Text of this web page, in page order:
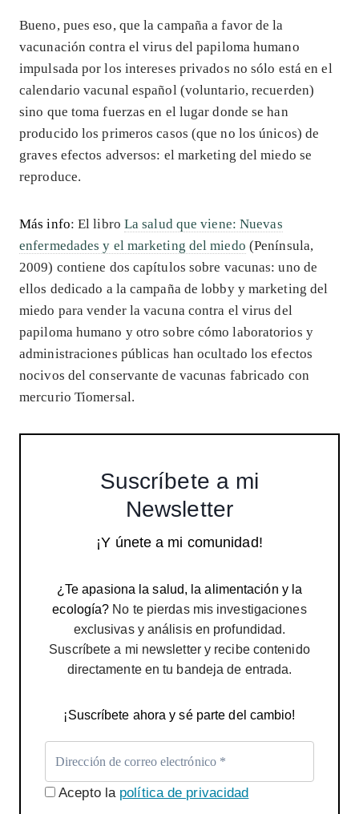
Bueno, pues eso, que la campaña a favor de la
vacunación contra el virus del papiloma humano
impulsada por los intereses privados no sólo está en el
calendario vacunal español (voluntario, recuerden)
sino que toma fuerzas en el lugar donde se han
producido los primeros casos (que no los únicos) de
graves efectos adversos: el marketing del miedo se
reproduce.
Más info: El libro La salud que viene: Nuevas
enfermedades y el marketing del miedo (Península,
2009) contiene dos capítulos sobre vacunas: uno de
ellos dedicado a la campaña de lobby y marketing del
miedo para vender la vacuna contra el virus del
papiloma humano y otro sobre cómo laboratorios y
administraciones públicas han ocultado los efectos
nocivos del conservante de vacunas fabricado con
mercurio Tiomersal.
Suscríbete a mi
Newsletter
¡Y únete a mi comunidad!
¿Te apasiona la salud, la alimentación y la
ecología? No te pierdas mis investigaciones
exclusivas y análisis en profundidad.
Suscríbete a mi newsletter y recibe contenido
directamente en tu bandeja de entrada.
¡Suscríbete ahora y sé parte del cambio!
Acepto la política de privacidad